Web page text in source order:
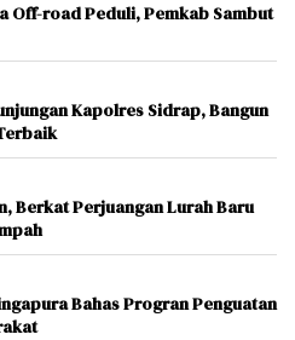
Off-road Peduli, Pemkab Sambut
Kapolres Sidrap, Bangun
Berkat Perjuangan Lurah Baru
Bahas Progran Penguatan